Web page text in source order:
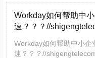
Workday如何帮助中
速？？？//
Workday如何帮助中小企
速？？？//